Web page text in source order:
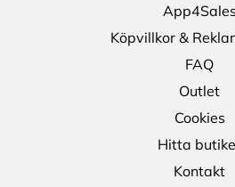
App4Sales
Köpvillkor &
FAQ
Outlet
Cookies
Hitta
Kontakt